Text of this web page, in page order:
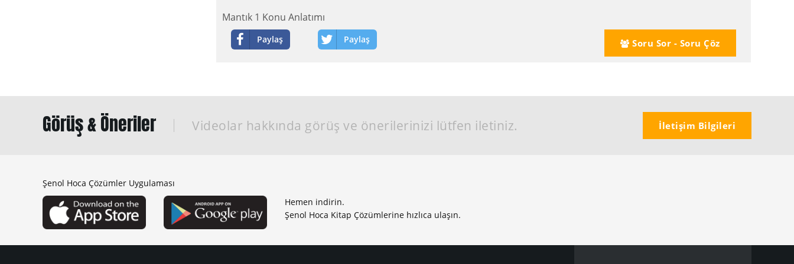
Mantık 1 Konu Anlatımı
Paylaş Paylaş Soru Sor - Soru Çöz
Görüş & Öneriler Videolar hakkında görüş ve önerilerinizi lütfen iletiniz. İletişim Bilgileri
Şenol Hoca Çözümler Uygulaması
Hemen indirin.
Şenol Hoca Kitap Çözümlerine hızlıca ulaşın.